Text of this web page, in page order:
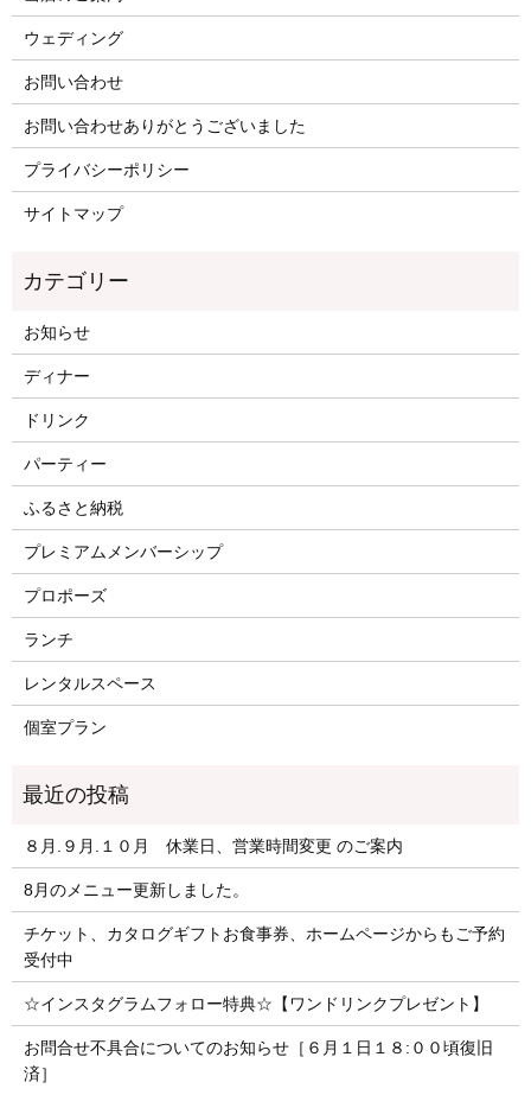
ウェディング
お問い合わせ
お問い合わせありがとうございました
プライバシーポリシー
サイトマップ
お知らせ
ディナー
ドリンク
パーティー
ふるさと納税
プレミアムメンバーシップ
プロポーズ
ランチ
レンタルスペース
個室プラン
８月.９月.１０月 休業日、営業時間変更 のご案内
8月のメニュー更新しました。
チケット、カタログギフトお食事券、ホームページからもご予約
受付中
☆インスタグラムフォロー特典☆【ワンドリンクプレゼント】
お問合せ不具合についてのお知らせ［６月１日１８:００頃復旧
済］